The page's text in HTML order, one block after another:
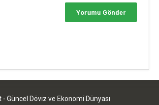
Güncel Döviz ve Ekonomi Dünyası